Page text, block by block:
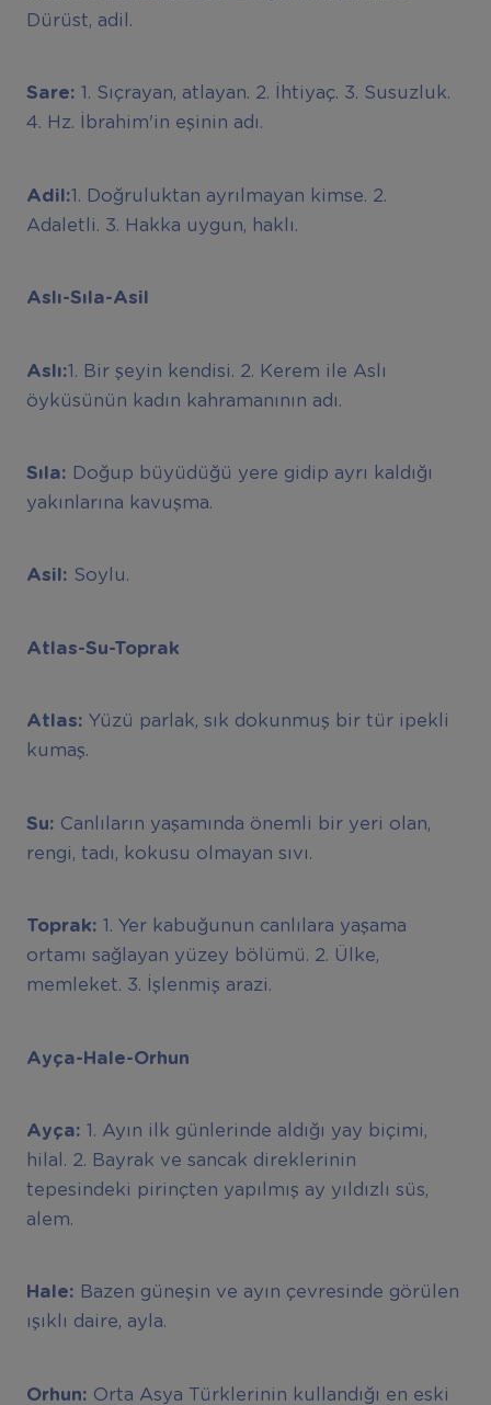
Dürüst, adil.
Sare: 1. Sıçrayan, atlayan. 2. İhtiyaç. 3. Susuzluk.
4. Hz. İbrahim'in eşinin adı.
Adil:1. Doğruluktan ayrılmayan kimse. 2.
Adaletli. 3. Hakka uygun, haklı.
Aslı-Sıla-Asil
Aslı:1. Bir şeyin kendisi. 2. Kerem ile Aslı
öyküsünün kadın kahramanının adı.
Sıla:
Doğup büyüdüğü yere gidip ayrı kaldığı
yakınlarına kavuşma.
Asil: Soylu.
Atlas-Su-Toprak
Atlas: Yüzü parlak, sık dokunmuş bir tür ipekli
kumaş.
Su: Canlıların yaşamında önemli bir yeri olan,
rengi, tadı, kokusu olmayan sıvı.
Toprak: 1. Yer kabuğunun canlılara yaşama
ortamı sağlayan yüzey bölümü. 2. Ülke,
memleket. 3. İşlenmiş arazi.
Ayça-Hale-Orhun
Ayça: 1. Ayın ilk günlerinde aldığı yay biçimi,
hilal. 2. Bayrak ve sancak direklerinin
tepesindeki pirinçten yapılmış ay yıldızlı süs,
alem.
Hale: Bazen güneşin ve ayın çevresinde görülen
ışıklı daire, ayla.
Orhun: Orta Asya Türklerinin kullandığı en eski